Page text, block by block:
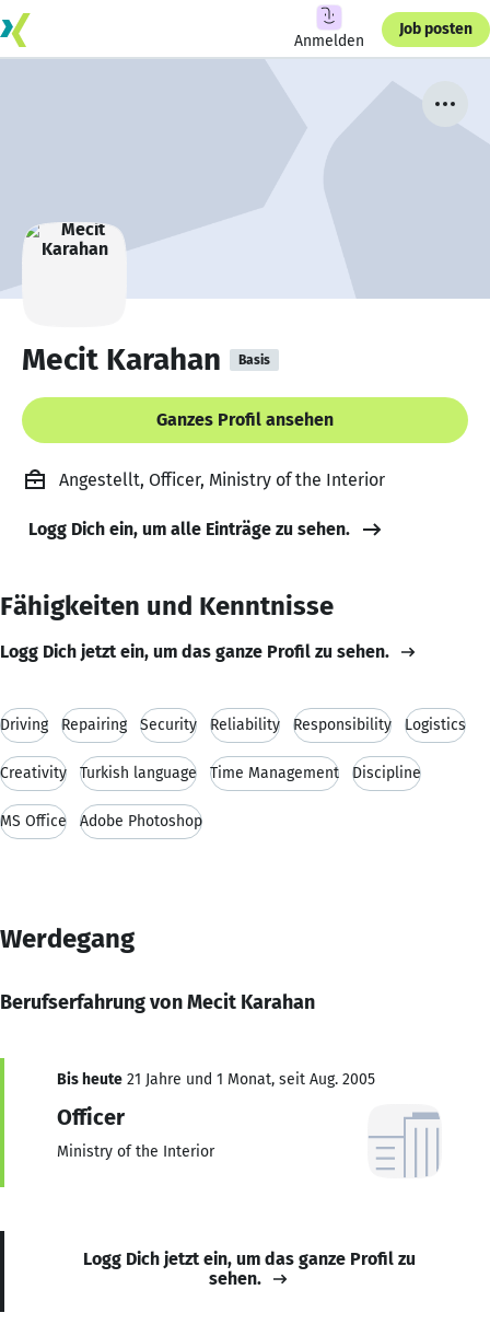
Anmelden
Job posten
Mecit Karahan Basis
Ganzes Profil ansehen
Angestellt, Officer, Ministry of the Interior
Logg Dich ein, um alle Einträge zu sehen.
Fähigkeiten und Kenntnisse
Logg Dich jetzt ein, um das ganze Profil zu sehen.
Driving Repairing Security Reliability Responsibility Logistics
Creativity Turkish language Time Management Discipline
MS Office Adobe Photoshop
Werdegang
Berufserfahrung von Mecit Karahan
Bis heute 21 Jahre und 1 Monat, seit Aug. 2005
Officer
Ministry of the Interior
Logg Dich jetzt ein, um das ganze Profil zu
sehen.